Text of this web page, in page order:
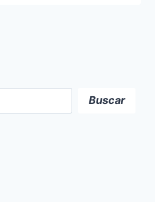
Buscar